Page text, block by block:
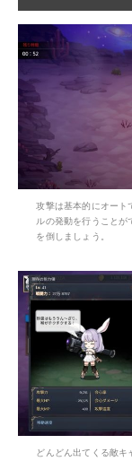
攻撃は基本的にオート
ルの発動を行うことが
を倒しましょう。
どんどん出てくる敵キ